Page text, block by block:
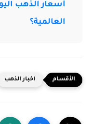
أسعار الذهب
العالمية؟
اخبار الذهب